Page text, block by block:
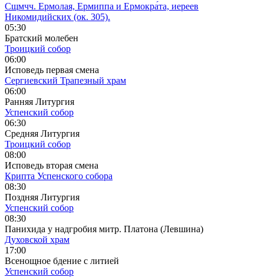
Сщмчч. Ермолая, Ермиппа и Ермокра́та, иереев
Никомидийских (ок. 305).
05:30
Братский молебен
Троицкий собор
06:00
Исповедь первая смена
Сергиевский Трапезный храм
06:00
Ранняя Литургия
Успенский собор
06:30
Средняя Литургия
Троицкий собор
08:00
Исповедь вторая смена
Крипта Успенского собора
08:30
Поздняя Литургия
Успенский собор
08:30
Панихида у надгробия митр. Платона (Левшина)
Духовской храм
17:00
Всенощное бдение с литией
Успенский собор